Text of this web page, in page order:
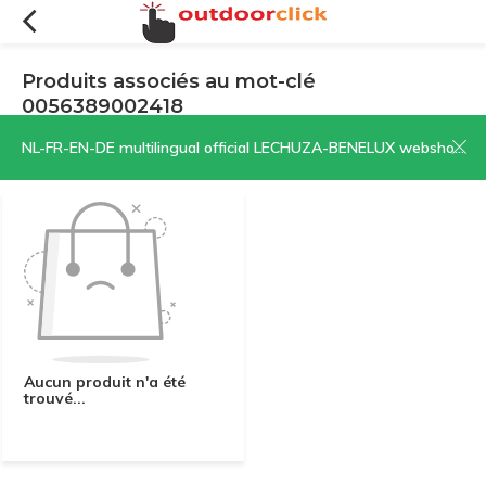
NL-FR-EN-DE multilingual official LECHUZA-BENELUX webshop | CLICK HERE NOW!
Produits associés au mot-clé
0056389002418
Filtres Trier par:
Aucun produit n'a été
trouvé...